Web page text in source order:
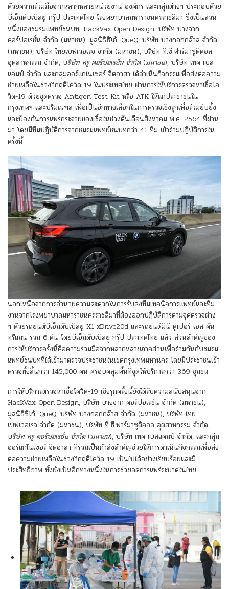
ด้วยความร่วมมือจากหลากหลายหน่วยงาน องค์กร และกลุ่มต่างๆ ประกอบด้วย
บีเอ็มดับเบิลยู กรุ๊ป ประเทศไทย โรงพยาบาลมหาราชนครราชสีมา ซึ่งเป็นส่วน
หนึ่งของชมรมแพทย์ชนบท, HackVax Open Design, บริษัท บางจาก
คอร์ปอเรชั่น จำกัด (มหาชน), มูลนิธิซิโก้, QueQ, บริษัท บางกอกกล๊าส จำกัด
(มหาชน), บริษัท ไทยเบฟเวอเรจ จำกัด (มหาชน), บริษัท ที.ซี.ฟาร์มาซูติคอล
อุตสาหกรรม จำกัด, บริษัท ทรู คอร์ปอเรชั่น จำกัด(มหาชน), บริษัท เทค เบส
แคมป์ จำกัด และกลุ่มออร์แกไนเซอร์ จิตอาสา ได้ดำเนินกิจกรรมเพื่อส่งต่อความ
ช่วยเหลือในช่วงวิกฤติโควิด-19 ในประเทศไทย ผ่านการให้บริการตรวจหาเชื้อโค
วิด-19 ด้วยชุดตรวจ Antigen Test Kit หรือ ATK ให้แก่ประชาชนใน
กรุงเทพฯ และปริมณฑล เพื่อเป็นอีกทางเลือกในการตรวจเชิงรุกเพื่อร่วมยับยั้ง
และป้องกันการแพร่กระจายของเชื้อในช่วงต้นเดือนสิงหาคม พ.ศ. 2564 ที่ผ่าน
มา โดยมีทีมปฏิบัติการจากชมรมแพทย์ชนบทกว่า 41 ทีม เข้าร่วมปฏิบัติการใน
ครั้งนี้
นอกเหนือจากการอำนวยความสะดวกในการรับส่งทีมเทคนิคการแพทย์และทีม
งานจากโรงพยาบาลมหาราชนครราชสีมาที่ต้องออกปฏิบัติการตามจุดตรวจต่าง
ๆ ด้วยรถยนต์บีเอ็มดับเบิลยู X1 xDrive20d และรถยนต์มินิ คูเปอร์ เอส คัน
ทรีแมน รวม 6 คัน โดยบีเอ็มดับเบิลยู กรุ๊ป ประเทศไทย แล้ว ส่วนสำคัญของ
การให้บริการครั้งนี้คือความร่วมมือจากหลากหลายภาคส่วนเพื่อร่วมกันกับชมรม
แพทย์ชนบทที่ได้เข้ามาตรวจประชาชนในเขตกรุงเทพมหานคร โดยมีประชาชนเข้า
ตรวจทั้งสิ้นกว่า 145,000 คน ครอบคลุมพื้นที่จุดให้บริการกว่า 369 ชุมชน
การให้บริการตรวจหาเชื้อโควิด-19 เชิงรุกครั้งนี้ยังได้รับความสนับสนุนจาก
HackVax Open Design, บริษัท บางจาก คอร์ปอเรชั่น จำกัด (มหาชน),
มูลนิธิซิโก้, QueQ, บริษัท บางกอกกล๊าส จำกัด (มหาชน), บริษัท ไทย
เบฟเวอเรจ จำกัด (มหาชน), บริษัท ที.ซี.ฟาร์มาซูติคอล อุตสาหกรรม จำกัด,
บริษัท ทรู คอร์ปอเรชั่น จำกัด(มหาชน), บริษัท เทค เบสแคมป์ จำกัด, และกลุ่ม
ออร์แกไนเซอร์ จิตอาสา ที่ร่วมเป็นกำลังสำคัญช่วยให้การดำเนินกิจกรรมเพื่อส่ง
ต่อความช่วยเหลือในช่วงวิกฤติโควิด-19 เป็นไปได้อย่างเรียบร้อยและมี
ประสิทธิภาพ ทั้งยังเป็นอีกทางหนึ่งในการช่วยลดการแพร่ระบาดในไทย